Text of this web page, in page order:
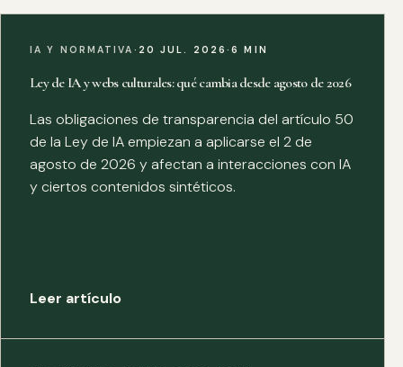
IA Y NORMATIVA · 20 JUL. 2026·6 MIN
Ley de IA y webs culturales: qué cambia desde agosto de 2026
Las obligaciones de transparencia del artículo 50
de la Ley de IA empiezan a aplicarse el 2 de
agosto de 2026 y afectan a interacciones con IA
y ciertos contenidos sintéticos.
Leer artículo